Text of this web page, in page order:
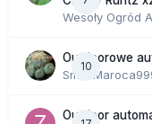
Wesoły Ogród
10
Outdoorowe
Outdoor